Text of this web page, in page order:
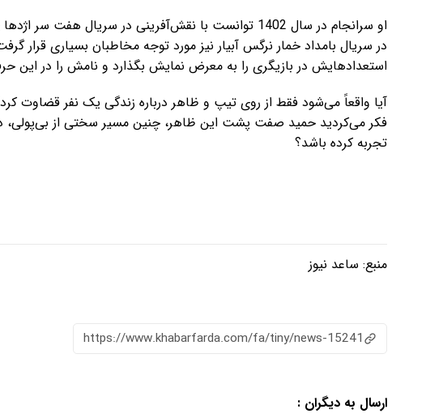
او سرانجام در سال 1402 توانست با نقش‌آفرینی در
در سریال بامداد خمار نرگس آبیار نیز مورد توجه مخاطبان بسیاری قرار
استعدادهایش در بازیگری را به معرض نمایش بگذارد و نامش را در این
آیا واقعاً می‌شود فقط از روی تیپ و ظاهر درباره زندگی یک نفر قضاوت
فکر می‌کردید حمید صفت پشت این ظاهر، چنین مسیر سختی از بی‌پولی،
تجربه کرده باشد؟
منبع: ساعد نیوز
https://www.khabarfarda.com/fa/tiny/news-15241
ارسال به دیگران :